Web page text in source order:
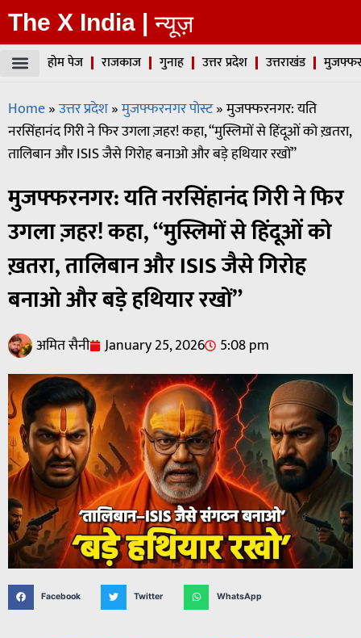
The X India | न्यूज़
होम पेज राजकाज गुनाह उत्तर प्रदेश उत्तराखंड
Home»उत्तर प्रदेश»मुजफ्फरनगर पोस्ट»मुजफ्फरनगर: यति
नरसिंहानंद गिरी ने फिर उगला ज़हर! कहा, “मुस्लिमों से हिंदूओं को ख़तरा,
तालिबान और ISIS जैसे गिरोह बनाओ और बड़े हथियार रखों”
मुजफ्फरनगर: यति नरसिंहानंद गिरी ने फिर
उगला ज़हर! कहा, “मुस्लिमों से हिंदूओं को
ख़तरा, तालिबान और ISIS जैसे गिरोह
बनाओ और बड़े हथियार रखों”
अमित सैनी January 25, 2026 5:08 pm
Facebook Twitter WhatsApp